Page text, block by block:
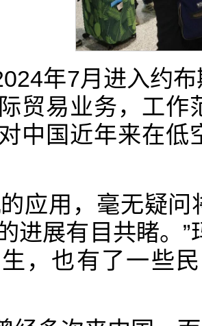
年7月进入约
贸易业务，工
中国近年来在
应用，毫无疑
进展有目共睹。
，也有了一些